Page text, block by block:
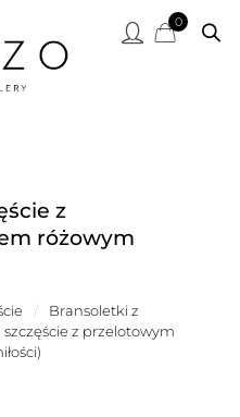
0
z
różowym
/
Bransoletki z
z przelotowym